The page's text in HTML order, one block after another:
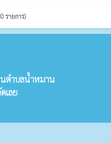
รายการ)
นตำบลน้ำหมาน
เลย